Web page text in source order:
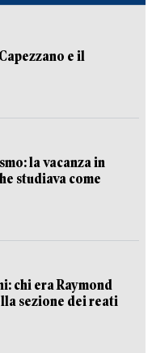
e il
la vacanza in
studiava come
chi era Raymond
sezione dei reati